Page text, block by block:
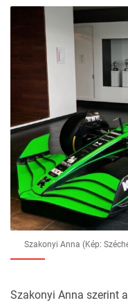
Szakonyi Anna (Kép:
Szakonyi Anna szerint